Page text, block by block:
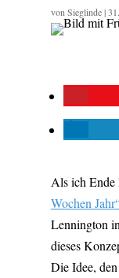
von Sieglinde|
Als ich Ende
Wochen
Lennington
dieses
Die Idee,